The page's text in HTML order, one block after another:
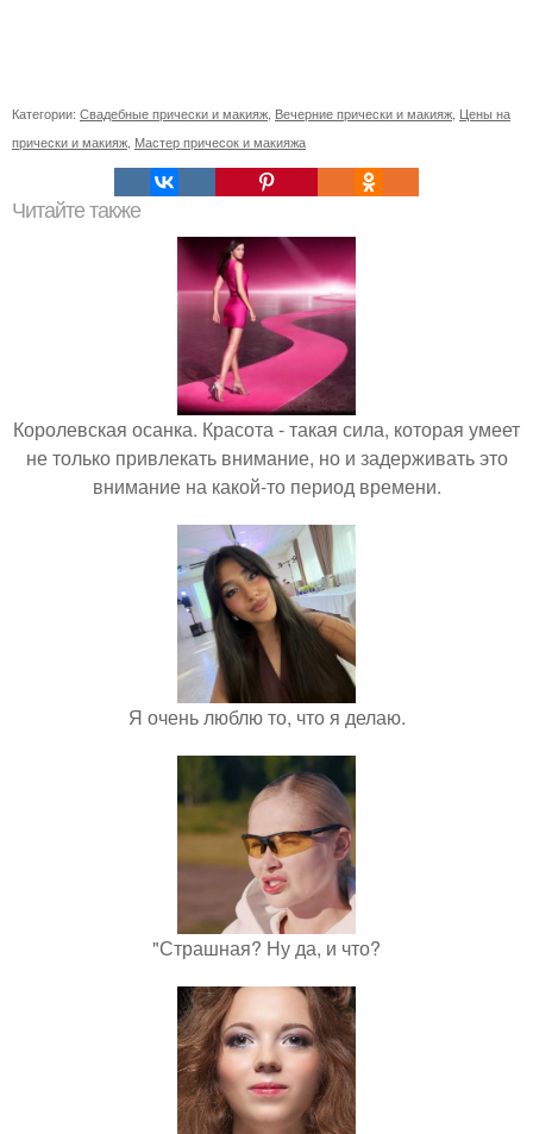
Категории: Свадебные прически и макияж Вечерние прически и макияж Цены на
прически и макияж Мастер причесок и макияжа
Читайте также
Королевская осанка. Красота - такая сила, которая умеет
не только привлекать внимание, но и задерживать это
внимание на какой-то период времени.
Я очень люблю то, что я делаю.
"Страшная? Ну да, и что?